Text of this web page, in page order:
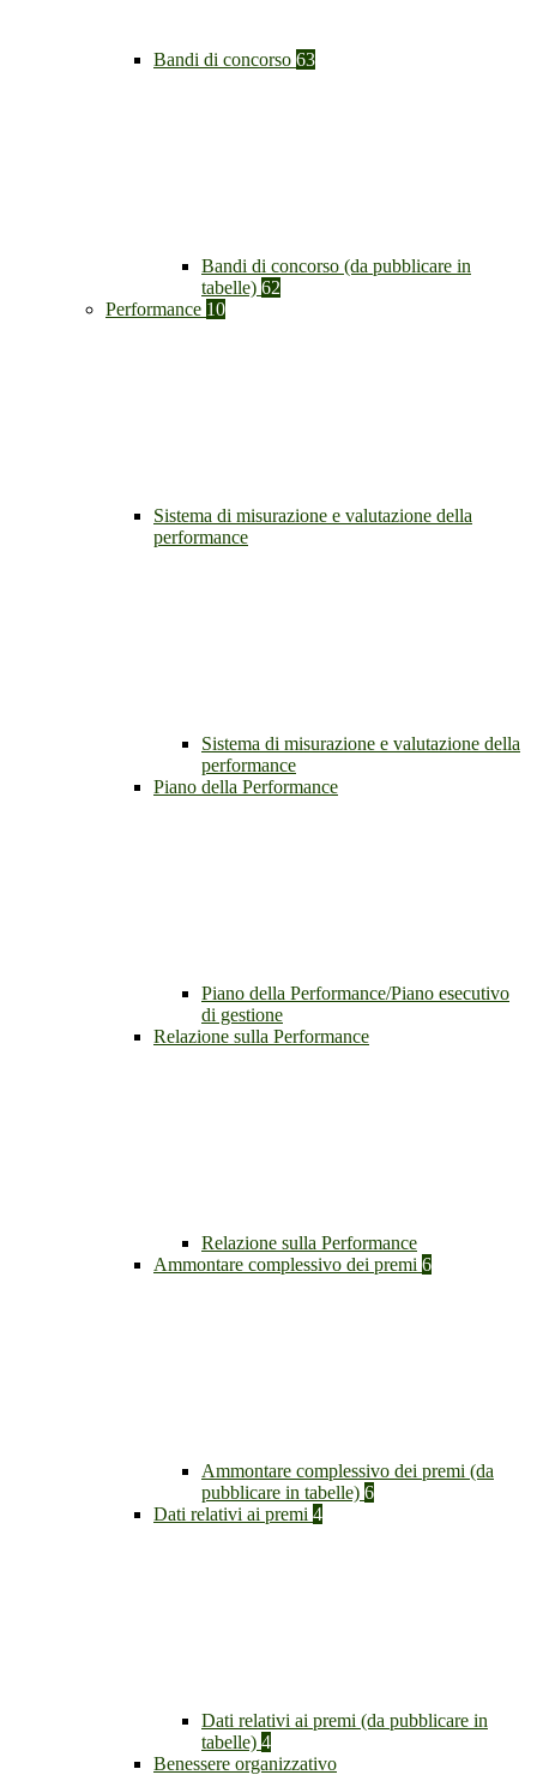
Bandi di concorso 63
Bandi di concorso (da pubblicare in
tabelle) 62
Performance 10
Sistema di misurazione e valutazione della
performance
Sistema di misurazione e valutazione della
performance
Piano della Performance
Piano della Performance/Piano esecutivo
di gestione
Relazione sulla Performance
Relazione sulla Performance
Ammontare complessivo dei premi 6
Ammontare complessivo dei premi (da
pubblicare in tabelle) 6
Dati relativi ai premi 4
Dati relativi ai premi (da pubblicare in
tabelle) 4
Benessere organizzativo